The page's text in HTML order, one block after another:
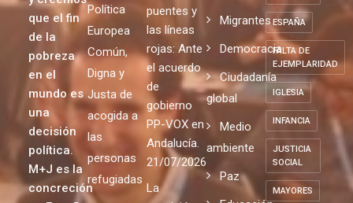
que el fin
de la
pobreza
en el
mundo es
una
decisión
política.
M+J es la
concreción
Política
Europea
Común,
Digna y
Justa de
acogida a
las
personas
refugiadas
puentes y
las líneas
rojas: Ante
el acuerdo
de
gobierno
PP-VOX en
Andalucía.
21/07/2026
La
Migrantes
Democracia
Ciudadanía
global
Medio
ambiente
Paz
ESPAÑA
FALTA DE
EJEMPLARIDAD
IGLESIA
INFANCIA
JUSTICIA
SOCIAL
MAYORES